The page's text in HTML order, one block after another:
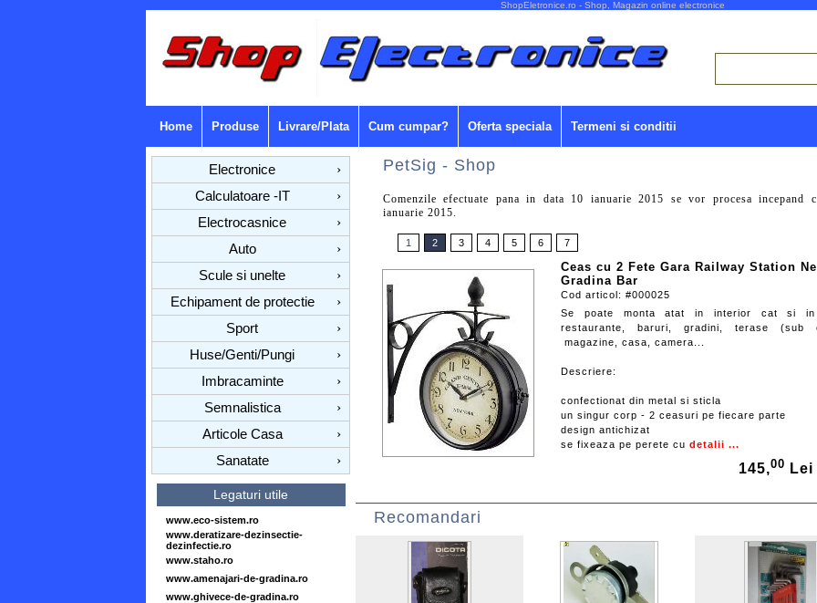
ShopEletronice.ro - Shop, Magazin online electronice
Home Produse Livrare/Plata Cum cumpar? Oferta speciala Termeni si conditii
Electronice
›
Calculatoare -IT
›
Electrocasnice
›
Auto
›
Scule si unelte
›
Echipament de protectie
›
Sport
›
Huse/Genti/Pungi
›
Imbracaminte
›
Semnalistica
›
Articole Casa
›
Sanatate
›
Legaturi utile
www.eco-sistem.ro
www.deratizare-dezinsectie-
dezinfectie.ro
www.staho.ro
www.amenajari-de-gradina.ro
www.ghivece-de-gradina.ro
PetSig - Shop
Comenzile efectuate pana in data 10 ianuarie 2015 se vor procesa incepand
ianuarie 2015.
1 2 3 4 5 6 7
Ceas cu 2 Fete Gara Railway Station
Gradina Bar
Cod articol: #000025
Se poate monta atat in interior cat si in
restaurante, baruri, gradini, terase (sub
magazine, casa, camera...
Descriere:
confectionat din metal si sticla
un singur corp - 2 ceasuri pe fiecare parte
design antichizat
se fixeaza pe perete cu detalii ...
145,00 Lei
Recomandari